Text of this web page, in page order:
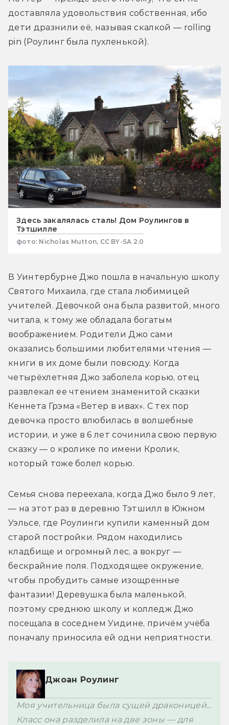
доставляла удовольствия собственная, ибо
дети дразнили её, называя скалкой — rolling
pin (Роулинг была пухленькой).
Здесь закалялась сталь! Дом Роулингов в
Тэтшилле
фото: Nicholas Mutton, CC BY-SA 2.0
В Уинтербурне Джо пошла в начальную школу
Святого Михаила, где стала любимицей
учителей. Девочкой она была развитой, много
читала, к тому же обладала богатым
воображением. Родители Джо сами
оказались большими любителями чтения —
книги в их доме были повсюду. Когда
четырёхлетняя Джо заболела корью, отец
развлекал ее чтением знаменитой сказки
Кеннета Грэма «Ветер в ивах». С тех пор
девочка просто влюбилась в волшебные
истории, и уже в 6 лет сочинила свою первую
сказку — о кролике по имени Кролик,
который тоже болел корью.
Семья снова переехала, когда Джо было 9 лет,
— на этот раз в деревню Тэтшилл в Южном
Уэльсе, где Роулинги купили каменный дом
старой постройки. Рядом находились
кладбище и огромный лес, а вокруг —
бескрайние поля. Подходящее окружение,
чтобы пробудить самые изощренные
фантазии! Деревушка была маленькой,
поэтому среднюю школу и колледж Джо
посещала в соседнем Уидине, причём учёба
поначалу приносила ей одни неприятности.
Джоан Роулинг
Моя учительница была сущей драконицей...
Класс она разделила на две зоны — для